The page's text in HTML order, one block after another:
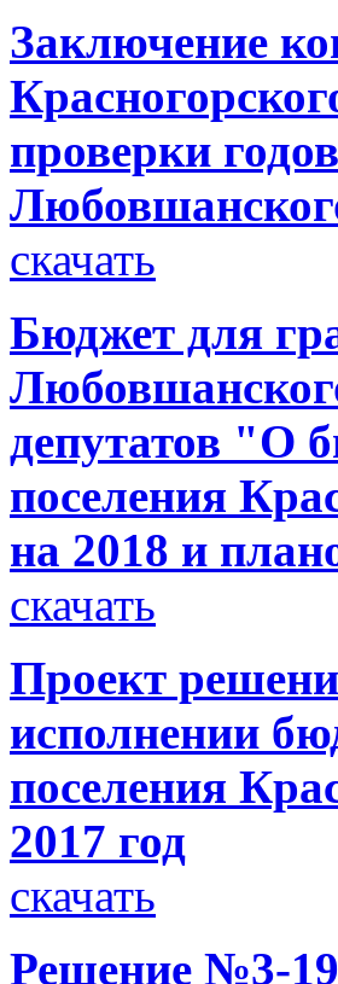
Заключение
проверки
скачать
Бюджет для
депутатов "О
поселения
на 2018 и
скачать
Проект
исполнении
поселения
2017 год
скачать
Решение №3-